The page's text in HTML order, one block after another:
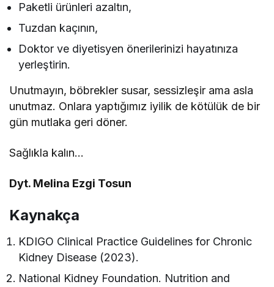
Paketli ürünleri azaltın,
Tuzdan kaçının,
Doktor ve diyetisyen önerilerinizi hayatınıza
yerleştirin.
Unutmayın, böbrekler susar, sessizleşir ama asla
unutmaz. Onlara yaptığımız iyilik de kötülük de bir
gün mutlaka geri döner.
Sağlıkla kalın…
Dyt. Melina Ezgi Tosun
Kaynakça
KDIGO Clinical Practice Guidelines for Chronic
Kidney Disease (2023).
National Kidney Foundation. Nutrition and